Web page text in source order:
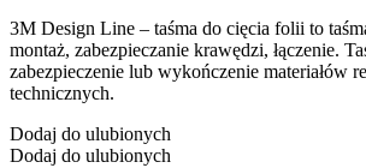
3M Design Line – taśma do cięcia folii to
montaż, zabezpieczanie krawędzi, łączenie.
zabezpieczenie lub wykończenie materiałów
technicznych.
Dodaj do ulubionych
Dodaj do ulubionych